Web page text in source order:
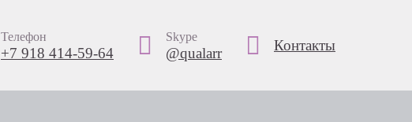
Телефон
+7 918 414-59-64
Skype
@qualarr Контакты